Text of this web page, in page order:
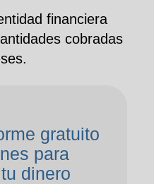
financiera
cobradas
gratuito
para
dinero